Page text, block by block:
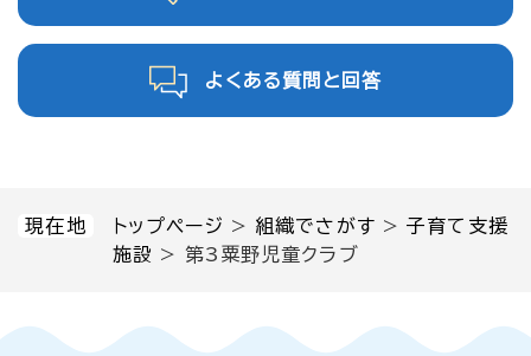
現在地 トップページ > 組織でさがす >子育て支援
施設 > 第3粟野児童クラブ
よくある質問と回答